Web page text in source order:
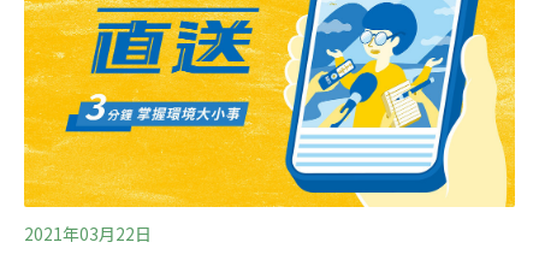
前表示，政府把重心放在4個目標：確保全球淨零碳排、
保護社區和自然棲地免受氣候變遷所害、調動資金，並讓
各國共同努力來加快行動。
2021年03月22日